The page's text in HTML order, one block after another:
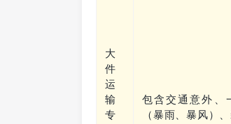
大
件
运
输
专
包含交通意外、
（暴雨、暴风）